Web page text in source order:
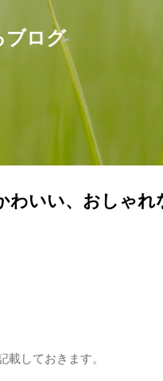
ブログ
わいい、おしゃれ
しておきます。